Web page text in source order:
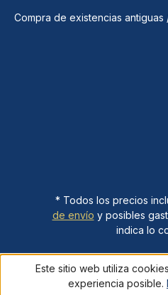
Compra de existencias
* Todos los precios
de envío y posibles
indica lo
Este sitio web utiliza
experiencia posible.